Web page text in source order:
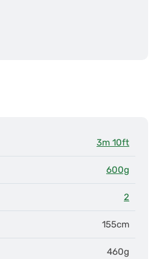
3m 10ft
600g
2
155cm
460g